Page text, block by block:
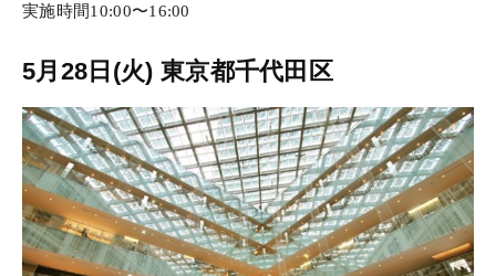
実施時間10:00〜16:00
5月28日(火) 東京都千代田区